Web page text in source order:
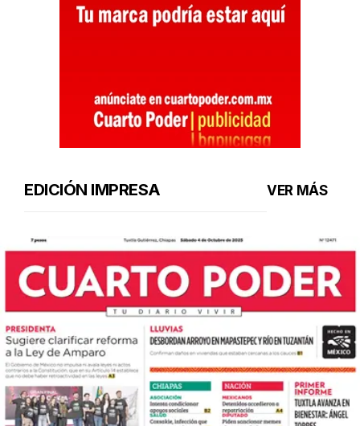
EDICIÓN IMPRESA VER MÁS